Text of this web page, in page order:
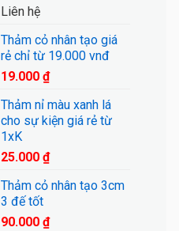
Liên hệ
Thảm cỏ nhân tạo giá
rẻ chỉ từ 19.000 vnđ
19.000 ₫
Thảm nỉ màu xanh lá
cho sự kiện giá rẻ từ
1xK
25.000 ₫
Thảm cỏ nhân tạo 3cm
3 đế tốt
90.000 ₫